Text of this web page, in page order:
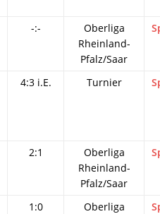
-:-
Oberliga
Rheinland-
Pfalz/Saar
4:3 i.E. Turnier
2:1
Oberliga
Rheinland-
Pfalz/Saar
1:0
Oberliga